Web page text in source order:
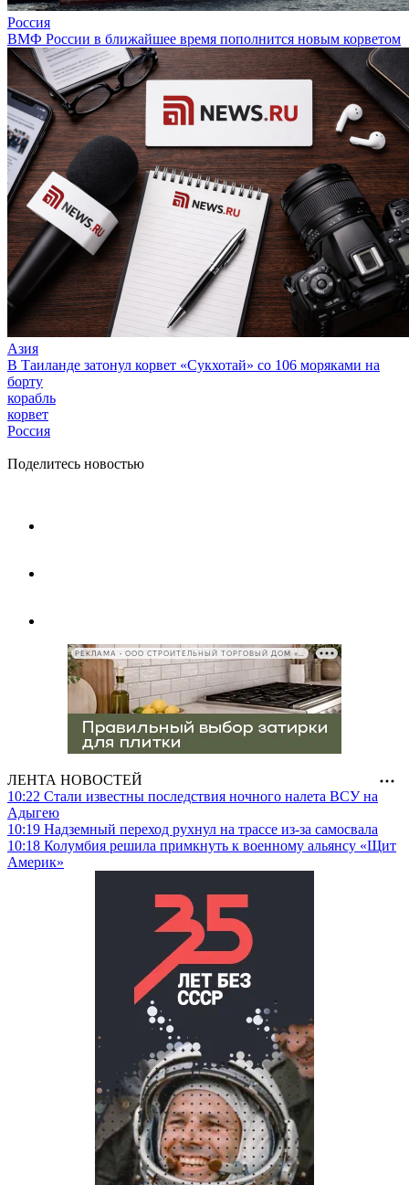
Россия
ВМФ России в ближайшее время пополнится новым корветом
Азия
В Таиланде затонул корвет «Сукхотай» со 106 моряками на
борту
корабль
корвет
Россия
Поделитесь новостью
РЕКЛАМА • ООО СТРОИТЕЛЬНЫЙ ТОРГОВЫЙ ДОМ «ПЕТРОВИЧ», ИНН 7802348846
ЛЕНТА НОВОСТЕЙ
10:22 Стали известны последствия ночного налета ВСУ на
Адыгею
10:19 Надземный переход рухнул на трассе из-за самосвала
10:18 Колумбия решила примкнуть к военному альянсу «Щит
Америк»